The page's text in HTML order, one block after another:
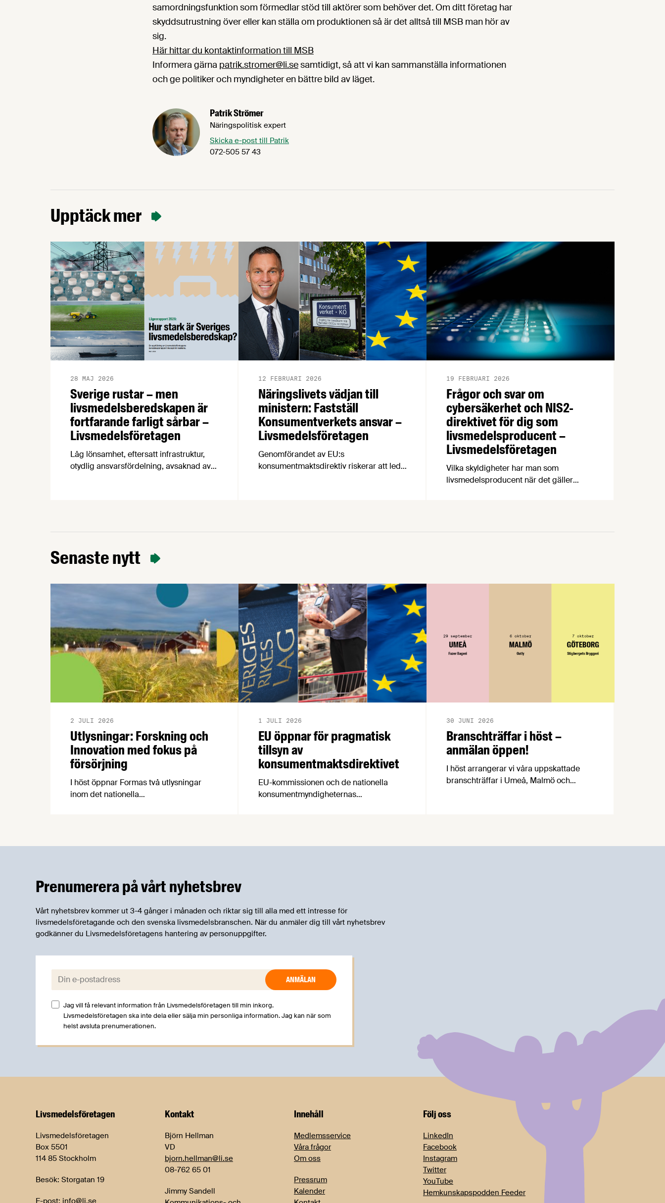
samordningsfunktion som förmedlar stöd till aktörer som behöver det. Om ditt företag har
skyddsutrustning över eller kan ställa om produktionen så är det alltså till MSB man hör av
sig.
Här hittar du kontaktinformation till MSB
Informera gärna patrik.stromer@li.sesamtidigt, så att vi kan sammanställa informationen
och ge politiker och myndigheter en bättre bild av läget.
Patrik Strömer
Näringspolitisk expert
Skicka e-post till Patrik
072-505 57 43
Upptäck mer
Sverige rustar – men
livsmedelsberedskapen är
fortfarande farligt sårbar –
Livsmedelsföretagen
28 MAJ 2026
Låg lönsamhet, eftersatt infrastruktur,
otydlig ansvarsfördelning, avsaknad av
konstaterar att produktionen av svenska
livsmedel minskar i en tid när
beredskapen.
Näringslivets vädjan till
ministern: Fastställ
Konsumentverkets ansvar –
Livsmedelsföretagen
12 FEBRUARI 2026
Genomförandet av EU:s
konsumentmaktsdirektiv riskerar att leda
Frågor och svar om
cybersäkerhet och NIS2-
direktivet för dig som
livsmedelsproducent –
Livsmedelsföretagen
19 FEBRUARI 2026
Vilka skyldigheter har man som
livsmedelsproducent när det gäller
Senaste nytt
Utlysningar: Forskning och
Innovation med fokus på
försörjning
2 JULI 2026
I höst öppnar Formas två utlysningar
inom det nationella
innovationer som stärker Sveriges
livsmedelsförsörjning.
EU öppnar för pragmatisk
tillsyn av
konsumentmaktsdirektivet
1 JULI 2026
EU-kommissionen och de nationella
konsumentmyndigheternas
Branschträffar i höst –
anmälan öppen!
30 JUNI 2026
I höst arrangerar vi våra uppskattade
branschträffar i Umeå, Malmö och
Prenumerera på vårt nyhetsbrev
Vårt nyhetsbrev kommer ut 3-4 gånger i månaden och riktar sig till alla med ett intresse för
livsmedelsföretagande och den svenska livsmedelsbranschen. När du anmäler dig till vårt nyhetsbrev
godkänner du Livsmedelsföretagens hantering av personuppgifter.
E-post:
Jag vill få relevant information från Livsmedelsföretagen till min inkorg.
Livsmedelsföretagen ska inte dela eller sälja min personliga information. Jag kan när som
helst avsluta prenumerationen.
Livsmedels­företagen
Livsmedelsföretagen
Box 5501
114 85 Stockholm
Besök: Storgatan 19
Kontakt
Björn Hellman
VD
bjorn.hellman@li.se
08-762 65 01
Jimmy Sandell
Innehåll
Medlemsservice
Våra frågor
Om oss
Pressrum
Kalender
Följ oss
LinkedIn
Facebook
Instagram
Twitter
YouTube
Hemkunskapspodden Feeder